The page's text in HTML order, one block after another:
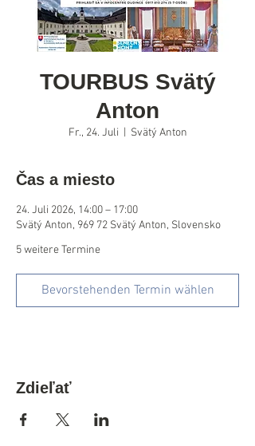
TOURBUS Svätý
Anton
Fr., 24. Juli Svätý Anton
Čas a miesto
24. Juli 2026, 14:00 – 17:00
Svätý Anton, 969 72 Svätý Anton, Slovensko
5 weitere Termine
Bevorstehenden Termin wählen
Zdieľať